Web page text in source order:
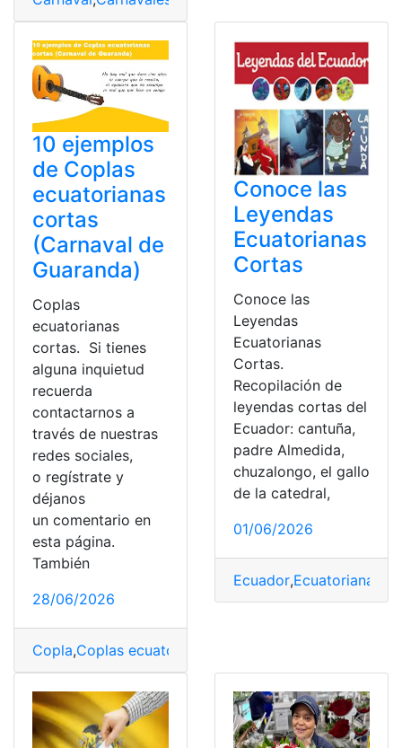
10 ejemplos
de Coplas
ecuatorianas
cortas
(Carnaval de
Guaranda)
Coplas
ecuatorianas
cortas. Si tienes
alguna inquietud
recuerda
contactarnos a
través de nuestras
redes sociales,
o regístrate y
déjanos
un comentario en
esta página.
También
28/06/2026
Copla,Coplas ecuatorianas cortas
Conoce las
Leyendas
Ecuatorianas
Cortas
Conoce las
Leyendas
Ecuatorianas
Cortas.
Recopilación de
leyendas cortas del
Ecuador: cantuña,
padre Almedida,
chuzalongo, el gallo
de la catedral,
01/06/2026
Ecuador,Ecuatorianas